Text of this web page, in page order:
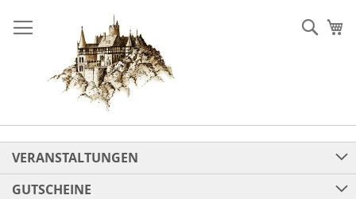
zum
Inhalt
VERANSTALTUNGEN
GUTSCHEINE